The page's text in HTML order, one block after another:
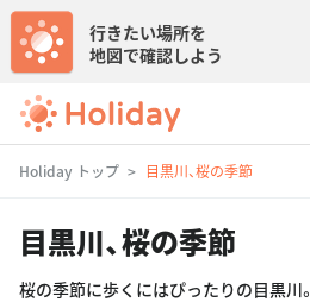
行きたい場所を
地図で確認しよう
Holiday トップ 目黒川、桜の季節
目黒川、桜の季節
桜の季節に歩くにはぴったりの目黒川。